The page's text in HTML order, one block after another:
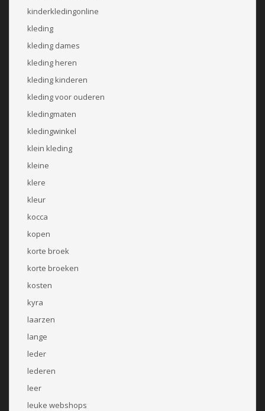
kinderkledingonline
kleding
kleding dames
kleding heren
kleding kinderen
kleding voor ouderen
kledingmaten
kledingwinkel
klein kleding
kleine
klere
kleur
kocca
kopen
korte broek
korte broeken
kosten
kyra
laarzen
lange
leder
lederen
leer
leuke webshops